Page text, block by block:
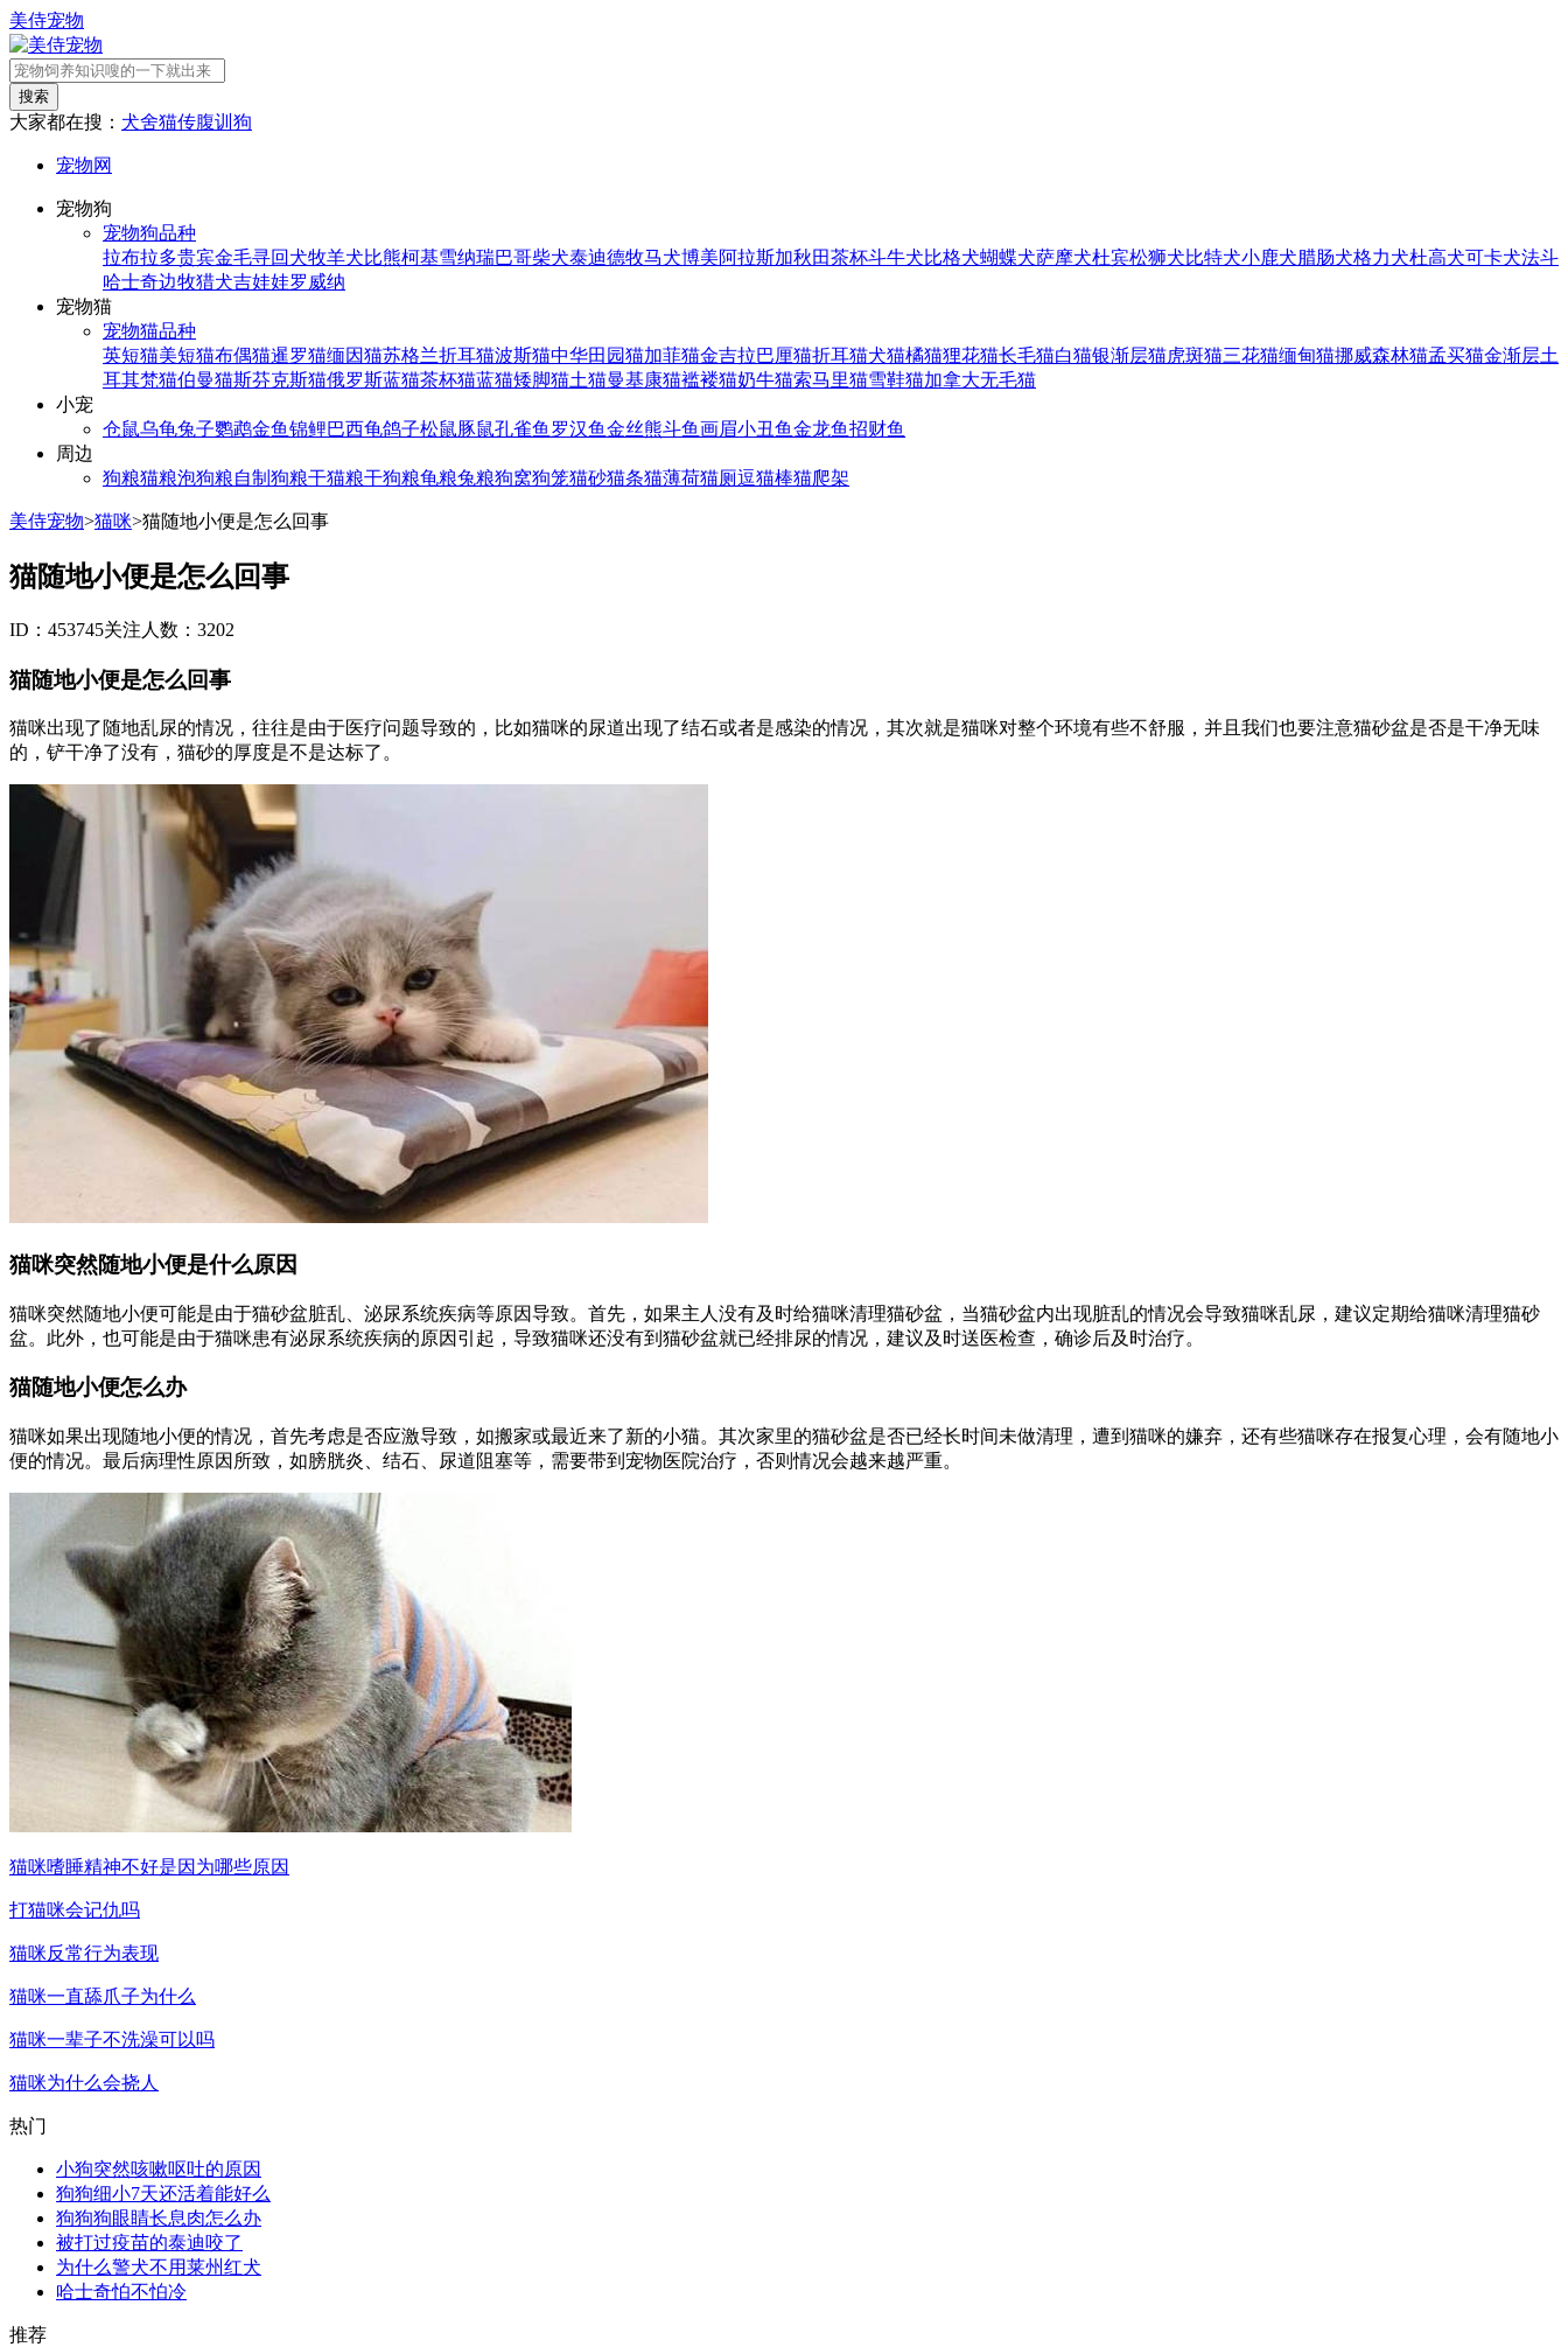
美侍宠物
搜索
大家都在搜： 犬舍猫传腹训狗
宠物网
宠物狗
宠物狗品种
拉布拉多贵宾金毛寻回犬牧羊犬比熊柯基雪纳瑞巴哥柴犬泰迪德牧马犬博美阿拉斯加秋田茶杯斗牛犬比格犬蝴蝶犬萨摩犬杜宾松狮犬比特犬小鹿犬腊肠犬格力犬杜高犬可卡犬法斗
哈士奇边牧猎犬吉娃娃罗威纳
宠物猫
宠物猫品种
英短猫美短猫布偶猫暹罗猫缅因猫苏格兰折耳猫波斯猫中华田园猫加菲猫金吉拉巴厘猫折耳猫犬猫橘猫狸花猫长毛猫白猫银渐层猫虎斑猫三花猫缅甸猫挪威森林猫孟买猫金渐层土
耳其梵猫伯曼猫斯芬克斯猫俄罗斯蓝猫茶杯猫蓝猫矮脚猫土猫曼基康猫褴褛猫奶牛猫索马里猫雪鞋猫加拿大无毛猫
小宠
仓鼠乌龟兔子鹦鹉金鱼锦鲤巴西龟鸽子松鼠豚鼠孔雀鱼 罗汉鱼金丝熊斗鱼画眉小丑鱼金龙鱼招财鱼
周边
狗粮猫粮泡狗粮自制狗粮干猫粮干狗粮龟粮兔粮狗窝狗笼猫砂猫条猫薄荷猫厕逗猫棒猫爬架
美侍宠物>猫咪>猫随地小便是怎么回事
猫随地小便是怎么回事
ID：453745关注人数：3202
猫随地小便是怎么回事
猫咪出现了随地乱尿的情况，往往是由于医疗问题导致的，比如猫咪的尿道出现了结石或者是感染的情况，其次就是猫咪对整个环境有些不舒服，并且我们也要注意猫砂盆是否是干净无味
的，铲干净了没有，猫砂的厚度是不是达标了。
猫咪突然随地小便是什么原因
猫咪突然随地小便可能是由于猫砂盆脏乱、泌尿系统疾病等原因导致。首先，如果主人没有及时给猫咪清理猫砂盆，当猫砂盆内出现脏乱的情况会导致猫咪乱尿，建议定期给猫咪清理猫砂
盆。此外，也可能是由于猫咪患有泌尿系统疾病的原因引起，导致猫咪还没有到猫砂盆就已经排尿的情况，建议及时送医检查，确诊后及时治疗。
猫随地小便怎么办
猫咪如果出现随地小便的情况，首先考虑是否应激导致，如搬家或最近来了新的小猫。其次家里的猫砂盆是否已经长时间未做清理，遭到猫咪的嫌弃，还有些猫咪存在报复心理，会有随地小
便的情况。最后病理性原因所致，如膀胱炎、结石、尿道阻塞等，需要带到宠物医院治疗，否则情况会越来越严重。
猫咪嗜睡精神不好是因为哪些原因
打猫咪会记仇吗
猫咪反常行为表现
猫咪一直舔爪子为什么
猫咪一辈子不洗澡可以吗
猫咪为什么会挠人
热门
小狗突然咳嗽呕吐的原因
狗狗细小7天还活着能好么
狗狗狗眼睛长息肉怎么办
被打过疫苗的泰迪咬了
为什么警犬不用莱州红犬
哈士奇怕不怕冷
推荐